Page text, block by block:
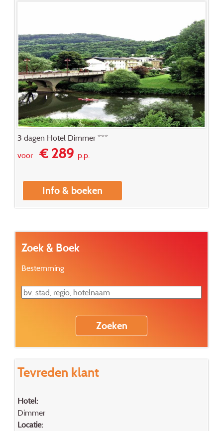
3 dagen Hotel Dimmer ***
voor€ 289p.p.
Info & boeken
Zoek & Boek
Bestemming
Tevreden klant
Hotel:
Dimmer
Locatie: